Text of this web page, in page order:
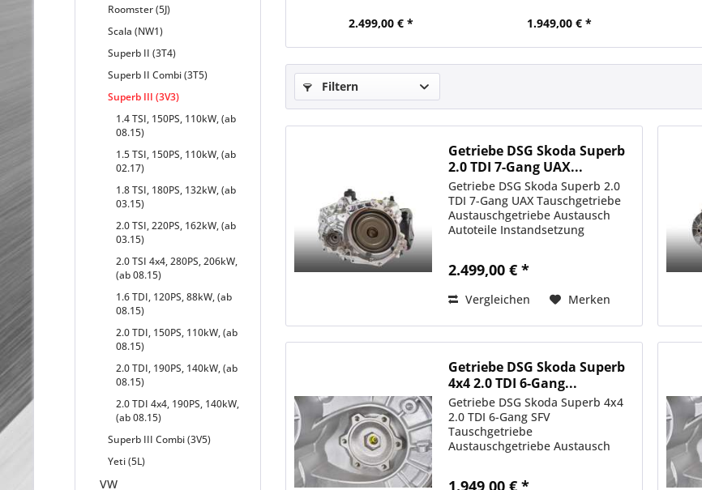
Roomster (5J)
Scala (NW1)
Superb II (3T4)
Superb II Combi (3T5)
Superb III (3V3)
1.4 TSI, 150PS, 110kW, (ab
08.15)
1.5 TSI, 150PS, 110kW, (ab
02.17)
1.8 TSI, 180PS, 132kW, (ab
03.15)
2.0 TSI, 220PS, 162kW, (ab
03.15)
2.0 TSI 4x4, 280PS, 206kW,
(ab 08.15)
1.6 TDI, 120PS, 88kW, (ab
08.15)
2.0 TDI, 150PS, 110kW, (ab
08.15)
2.0 TDI, 190PS, 140kW, (ab
08.15)
2.0 TDI 4x4, 190PS, 140kW,
(ab 08.15)
Superb III Combi (3V5)
Yeti (5L)
VW
2.499,00 € * 1.949,00 € *
Filtern
Getriebe DSG Skoda Superb
2.0 TDI 7-Gang UAX...
Getriebe DSG Skoda Superb 2.0
TDI 7-Gang UAX Tauschgetriebe
Austauschgetriebe Austausch
Autoteile Instandsetzung
2.499,00 € *
Vergleichen Merken
Getriebe DSG Skoda Superb
4x4 2.0 TDI 6-Gang...
Getriebe DSG Skoda Superb 4x4
2.0 TDI 6-Gang SFV
Tauschgetriebe
Austauschgetriebe Austausch
1.949,00 € *